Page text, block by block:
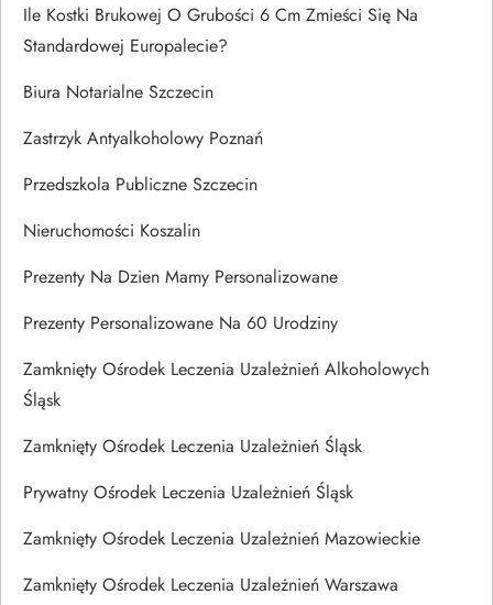
Ile Kostki Brukowej O Grubości 6 Cm Zmieści Się Na
Standardowej Europalecie?
Biura Notarialne Szczecin
Zastrzyk Antyalkoholowy Poznań
Przedszkola Publiczne Szczecin
Nieruchomości Koszalin
Prezenty Na Dzien Mamy Personalizowane
Prezenty Personalizowane Na 60 Urodziny
Zamknięty Ośrodek Leczenia Uzależnień Alkoholowych
Śląsk
Zamknięty Ośrodek Leczenia Uzależnień Śląsk
Prywatny Ośrodek Leczenia Uzależnień Śląsk
Zamknięty Ośrodek Leczenia Uzależnień Mazowieckie
Zamknięty Ośrodek Leczenia Uzależnień Warszawa